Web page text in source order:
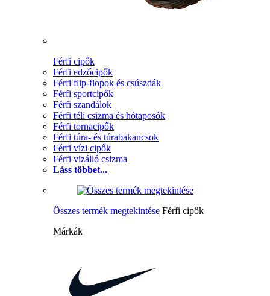
Férfi cipők
Férfi edzőcipők
Férfi flip-flopok és csúszdák
Férfi sportcipők
Férfi szandálok
Férfi téli csizma és hótaposók
Férfi tornacipők
Férfi túra- és túrabakancsok
Férfi vízi cipők
Férfi vizálló csizma
Láss többet...
Összes termék megtekintése Férfi cipők
Márkák